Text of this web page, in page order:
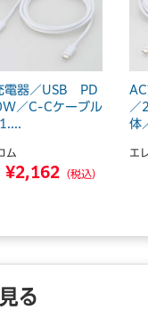
電器／USB PD
／C-Cケーブル
ム
¥2,162 （税込）
／
体
エ
る